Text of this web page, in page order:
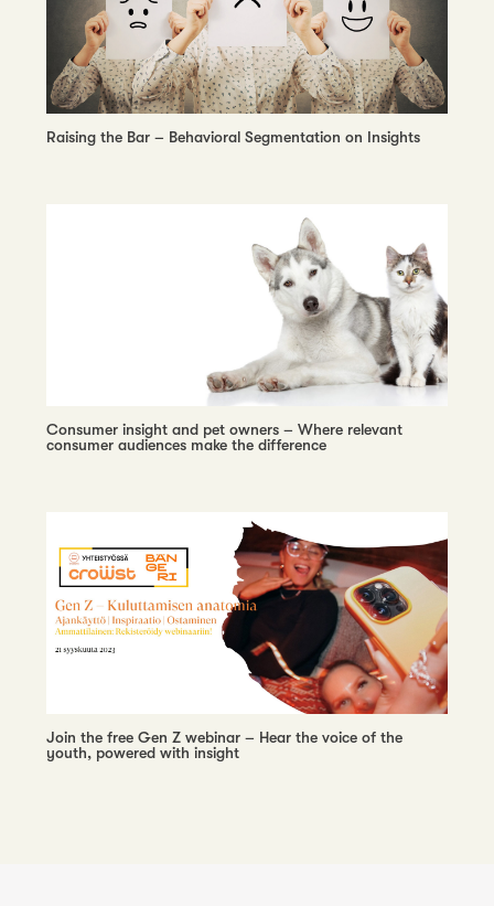
Raising the Bar – Behavioral Segmentation on Insights
Consumer insight and pet owners – Where relevant
consumer audiences make the difference
Join the free Gen Z webinar – Hear the voice of the
youth, powered with insight